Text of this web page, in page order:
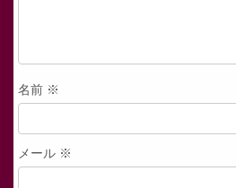
名前 ※
メール ※